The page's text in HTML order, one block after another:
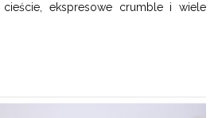
cieście, ekspresowe crumble i wiele